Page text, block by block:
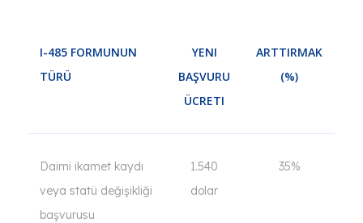
I-485 FORMUNUN
TÜRÜ
YENI
BAŞVURU
ÜCRETI
ARTTIRMAK
(%)
Daimi ikamet kaydı
veya statü değişikliği
başvurusu
1.540
dolar
35%